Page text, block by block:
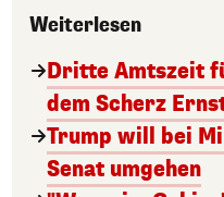
Weiterlesen
Dritte Amtszeit
dem Scherz
Trump will bei
Senat umgehen